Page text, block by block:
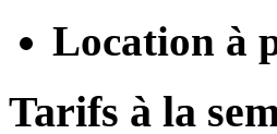
Location à
Tarifs à la